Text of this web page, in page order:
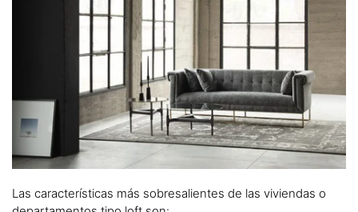
Las características más sobresalientes de las viviendas o